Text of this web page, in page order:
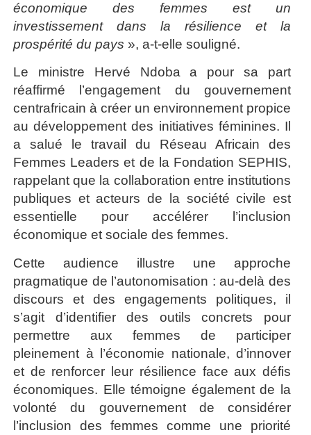
économique des femmes est un
investissement dans la résilience et la
prospérité du pays », a-t-elle souligné.
Le ministre Hervé Ndoba a pour sa part
réaffirmé l’engagement du gouvernement
centrafricain à créer un environnement propice
au développement des initiatives féminines. Il
a salué le travail du Réseau Africain des
Femmes Leaders et de la Fondation SEPHIS,
rappelant que la collaboration entre institutions
publiques et acteurs de la société civile est
essentielle pour accélérer l’inclusion
économique et sociale des femmes.
Cette audience illustre une approche
pragmatique de l’autonomisation : au-delà des
discours et des engagements politiques, il
s’agit d’identifier des outils concrets pour
permettre aux femmes de participer
pleinement à l’économie nationale, d’innover
et de renforcer leur résilience face aux défis
économiques. Elle témoigne également de la
volonté du gouvernement de considérer
l’inclusion des femmes comme une priorité